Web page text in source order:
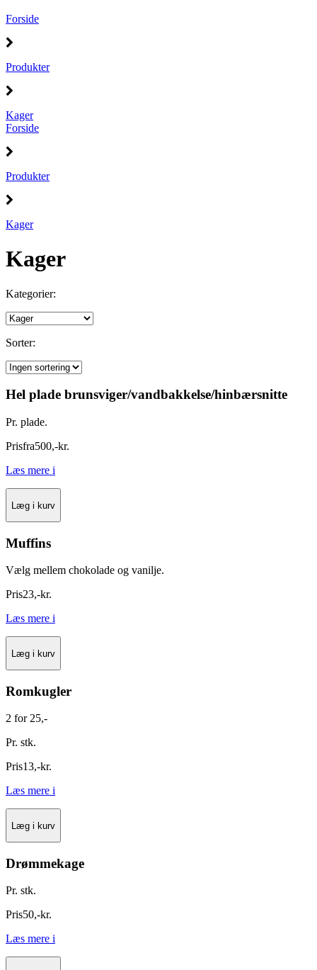
Forside
Produkter
Kager
Forside
Produkter
Kager
Kager
Kategorier:
Sorter:
Hel plade brunsviger/vandbakkelse/hinbærsnitte
Pr. plade.
Prisfra500,-kr.
Læs mere i
Læg i kurv
Muffins
Vælg mellem chokolade og vanilje.
Pris23,-kr.
Læs mere i
Læg i kurv
Romkugler
2 for 25,-
Pr. stk.
Pris13,-kr.
Læs mere i
Læg i kurv
Drømmekage
Pr. stk.
Pris50,-kr.
Læs mere i